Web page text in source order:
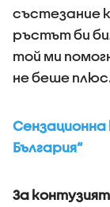
състезание
ръстът би
той ми
не беше
Сензационна
България“
За